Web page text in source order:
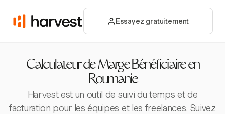
Essayez gratuitement
Calculateur de Marge Bénéficiaire en
Roumanie
Harvest est un outil de suivi du temps et de
facturation pour les équipes et les freelances. Suivez